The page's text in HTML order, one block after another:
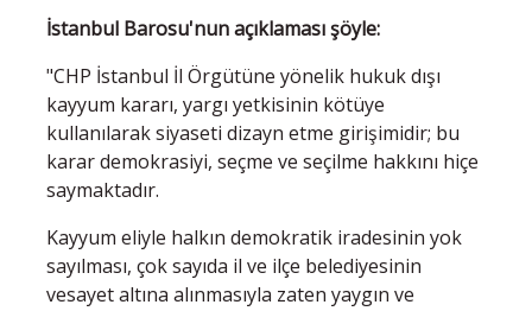
İstanbul Barosu'nun açıklaması şöyle:
"CHP İstanbul İl Örgütüne yönelik hukuk dışı
kayyum kararı, yargı yetkisinin kötüye
kullanılarak siyaseti dizayn etme girişimidir; bu
karar demokrasiyi, seçme ve seçilme hakkını hiçe
saymaktadır.
Kayyum eliyle halkın demokratik iradesinin yok
sayılması, çok sayıda il ve ilçe belediyesinin
vesayet altına alınmasıyla zaten yaygın ve